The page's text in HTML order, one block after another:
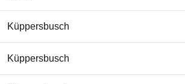
Küppersbusch
Küppersbusch